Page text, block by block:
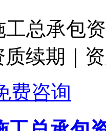
工总承包
质续期｜
费咨询